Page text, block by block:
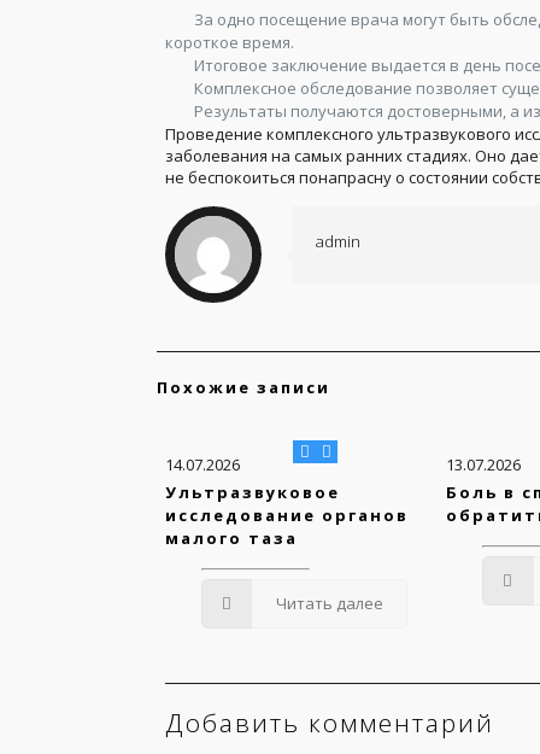
За одно посещение врача могут быть
короткое время.
Итоговое заключение выдается в день
Комплексное обследование позволяет
Результаты получаются достоверными, а
Проведение комплексного ультразвукового
заболевания на самых ранних стадиях. Оно
не беспокоиться понапрасну о состоянии
admin
Похожие записи
14.07.2026
Ультразвуковое
исследование органов
малого таза
Читать далее
13.07.2026
Боль в
Добавить комментарий